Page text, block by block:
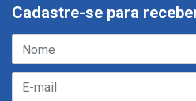
Cadastre-se para